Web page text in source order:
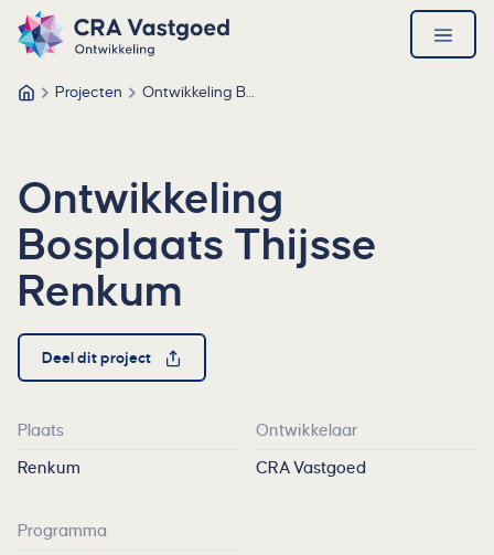
Ga direct naar de inhoud
Direct naar de footer
CRA Vastgoed – Ga naar homepage
open
menu
CRA Vastgoed
Projecten Ontwikkeling Bosplaats Thijsse Renkum
Ontwikkeling
Bosplaats Thijsse
Renkum
Deel dit project
Plaats
Renkum
Ontwikkelaar
CRA Vastgoed
Programma